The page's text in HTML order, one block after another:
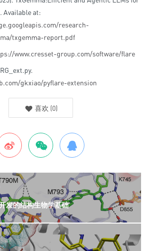
Available at:
research-
txgemma-report.pdf
www.cresset-group.com/software/flare
gkxiao/pyflare-extension
喜欢 (0)
发的结构生物学基础